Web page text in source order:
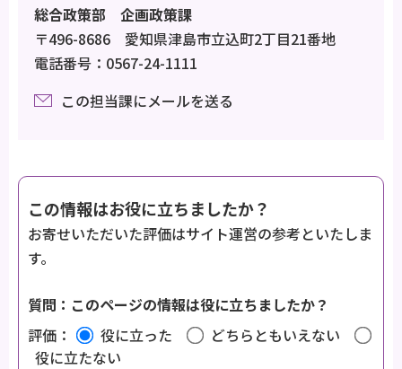
総合政策部 企画政策課
〒496-8686 愛知県津島市立込町2丁目21番地
電話番号：0567-24-1111
この担当課にメールを送る
この情報はお役に立ちましたか？
お寄せいただいた評価はサイト運営の参考といたしま
す。
質問：このページの情報は役に立ちましたか？
評価：
役に立った
どちらともいえない
役に立たない